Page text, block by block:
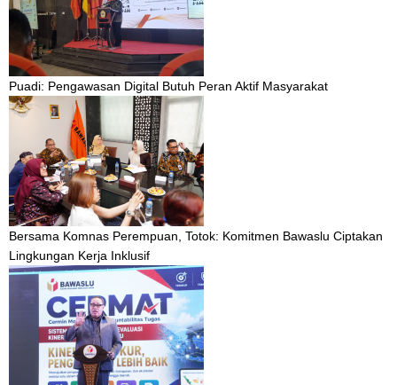
Puadi: Pengawasan Digital Butuh Peran Aktif Masyarakat
Bersama Komnas Perempuan, Totok: Komitmen Bawaslu Ciptakan
Lingkungan Kerja Inklusif